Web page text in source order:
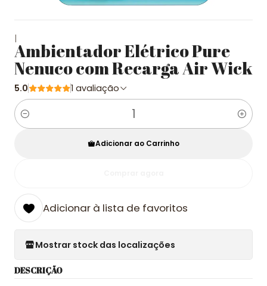
|
Ambientador Elétrico Pure
Nenuco com Recarga Air Wick
5.0 1 avaliação
Quantidade
Adicionar ao Carrinho
Adicionar à lista de favoritos
Mostrar stock das localizações
DESCRIÇÃO